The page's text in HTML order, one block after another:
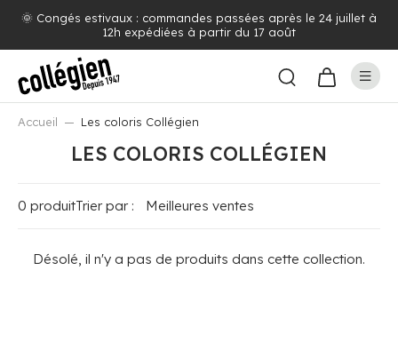
🌞 Congés estivaux : commandes passées après le 24 juillet à
12h expédiées à partir du 17 août
Accueil Les coloris Collégien
LES COLORIS COLLÉGIEN
0 produitTrier par :
Désolé, il n'y a pas de produits dans cette collection.